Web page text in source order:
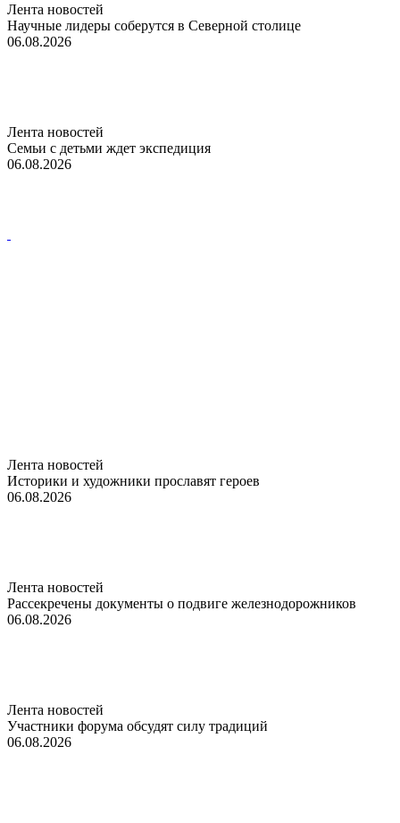
Лента новостей
Научные лидеры соберутся в Северной столице
06.08.2026
Лента новостей
Семьи с детьми ждет экспедиция
06.08.2026
Лента новостей
Историки и художники прославят героев
06.08.2026
Лента новостей
Рассекречены документы о подвиге железнодорожников
06.08.2026
Лента новостей
Участники форума обсудят силу традиций
06.08.2026